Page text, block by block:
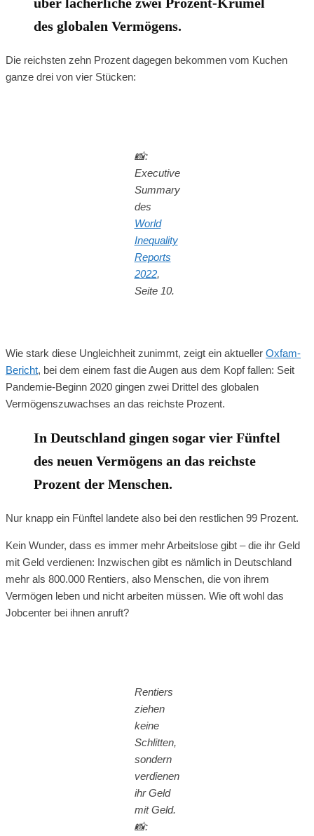
des globalen Vermögens.
Die reichsten zehn Prozent dagegen bekommen vom Kuchen
ganze drei von vier Stücken:
📸:
Executive
Summary
des
World
Inequality
Reports
2022,
Seite 10.
Wie stark diese Ungleichheit zunimmt, zeigt ein aktueller Oxfam-
Bericht, bei dem einem fast die Augen aus dem Kopf fallen: Seit
Pandemie-Beginn 2020 gingen zwei Drittel des globalen
Vermögenszuwachses an das reichste Prozent.
In Deutschland gingen sogar vier Fünftel
des neuen Vermögens an das reichste
Prozent der Menschen.
Nur knapp ein Fünftel landete also bei den restlichen 99 Prozent.
Kein Wunder, dass es immer mehr Arbeitslose gibt – die ihr Geld
mit Geld verdienen: Inzwischen gibt es nämlich in Deutschland
mehr als 800.000 Rentiers, also Menschen, die von ihrem
Vermögen leben und nicht arbeiten müssen. Wie oft wohl das
Jobcenter bei ihnen anruft?
Rentiers
ziehen
keine
Schlitten,
sondern
verdienen
ihr Geld
mit Geld.
📸: